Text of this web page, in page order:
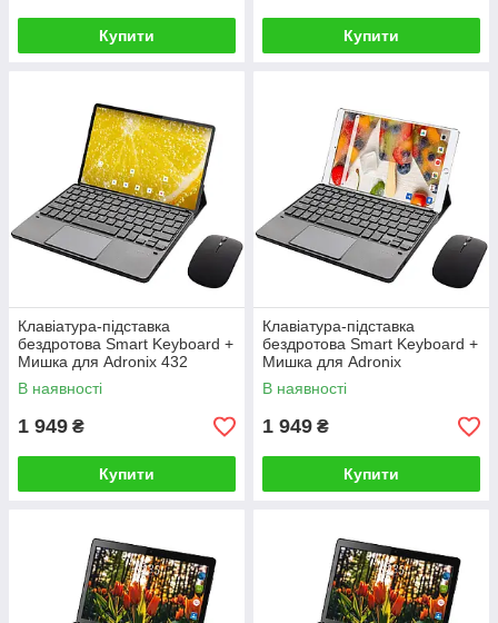
Купити Купити
Клавіатура-підставка
бездротова Smart Keyboard +
Мишка для Adronix 432
Ukr+Eng Black
В наявності
1 949 ₴
Купити
Клавіатура-підставка
бездротова Smart Keyboard +
Мишка для Adronix
MTPad116 Lite Ukr+Eng Black
В наявності
1 949 ₴
Купити